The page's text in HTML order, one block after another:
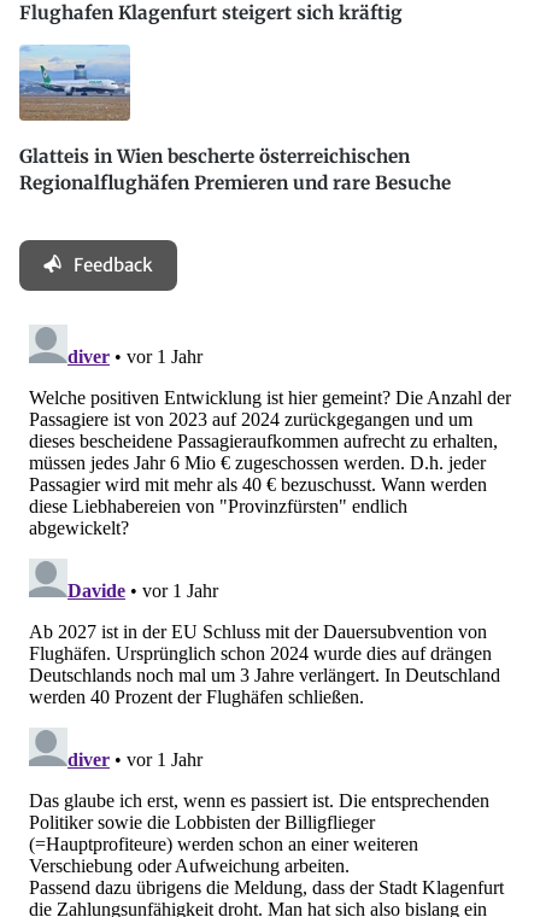
Flughafen Klagenfurt steigert sich kräftig
Glatteis in Wien bescherte österreichischen
Regionalflughäfen Premieren und rare Besuche
Feedback